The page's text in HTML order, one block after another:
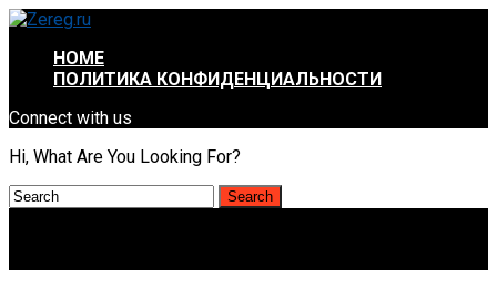
HOME
ПОЛИТИКА КОНФИДЕНЦИАЛЬНОСТИ
Connect with us
Hi, What Are You Looking For?